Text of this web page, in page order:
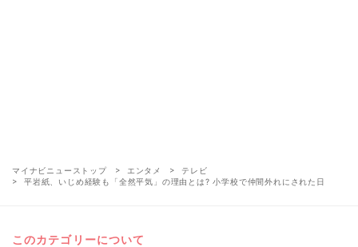
マイナビニューストップ エンタメ
テレビ
平岩紙、いじめ経験も「全然平気」の理由とは? 小学校で仲間外れにされた日
このカテゴリーについて